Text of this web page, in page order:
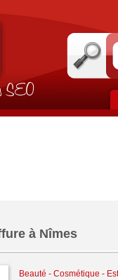
SEO
à Nîmes
Beauté - Cosmétique -